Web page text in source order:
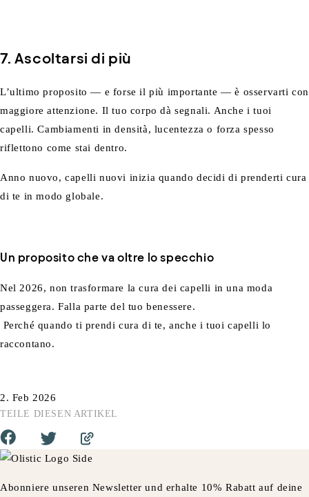
7. Ascoltarsi di più
L’ultimo proposito — e forse il più importante — è osservarti con
maggiore attenzione. Il tuo corpo dà segnali. Anche i tuoi
capelli. Cambiamenti in densità, lucentezza o forza spesso
riflettono come stai dentro.
Anno nuovo, capelli nuovi inizia quando decidi di prenderti cura
di te in modo globale.
Un proposito che va oltre lo specchio
Nel 2026, non trasformare la cura dei capelli in una moda
passeggera. Falla parte del tuo benessere.
Perché quando ti prendi cura di te, anche i tuoi capelli lo
raccontano.
2. Feb 2026
TEILE DIESEN ARTIKEL
Abonniere unseren Newsletter und erhalte 10% Rabatt auf deine